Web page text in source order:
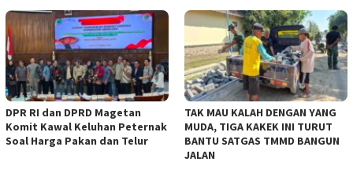
DPR RI dan DPRD Magetan
Komit Kawal Keluhan Peternak
Soal Harga Pakan dan Telur
TAK MAU KALAH DENGAN YANG
MUDA, TIGA KAKEK INI TURUT
BANTU SATGAS TMMD BANGUN
JALAN